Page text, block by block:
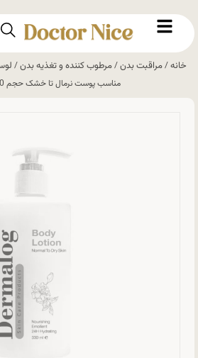
خانه/مراقبت بدن/مرطوب کننده و تغذیه بدن/
مناسب پوست نرمال تا خشک حجم 330 میلی لیتر